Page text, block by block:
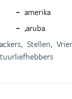
amerika
,aruba
Stellen,